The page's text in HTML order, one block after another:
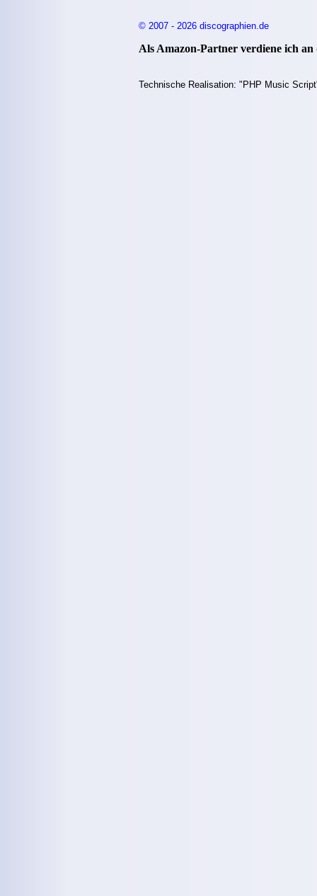
© 2007 - 2026 discographien.de
Als Amazon-Partner verdiene ich
Technische Realisation: "PHP Music